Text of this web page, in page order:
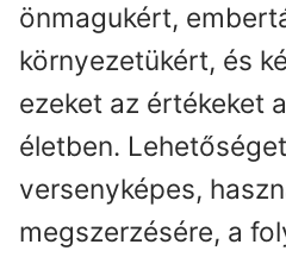
önmagukért,
környezetükért, és
ezeket az értékeket
életben.
versenyképes,
megszerzésére, a